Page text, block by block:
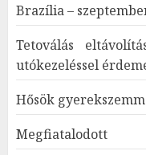
Brazília –
Tetoválás
utókezeléssel
Hősök
Megfiatalodott